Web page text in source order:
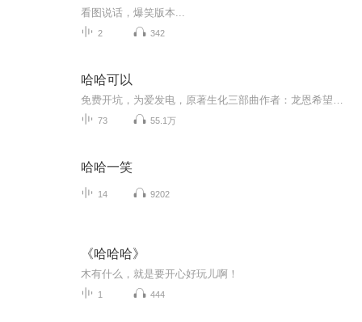
看图说话，爆笑版本...
2 342
哈哈可以
73 55.1万
哈哈一笑
14 9202
《哈哈哈》
木有什么，就是要开心好玩儿啊！
1 444